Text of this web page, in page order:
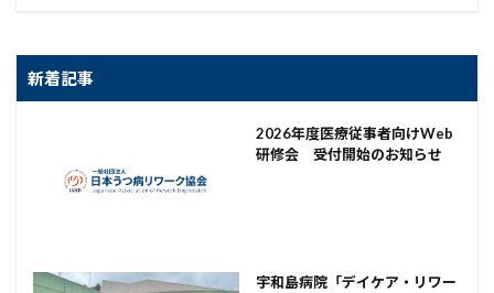
新着記事
2026年度医療従事者向けWeb
研修会 受付開始のお知らせ
宇和島病院「デイケア・リワー